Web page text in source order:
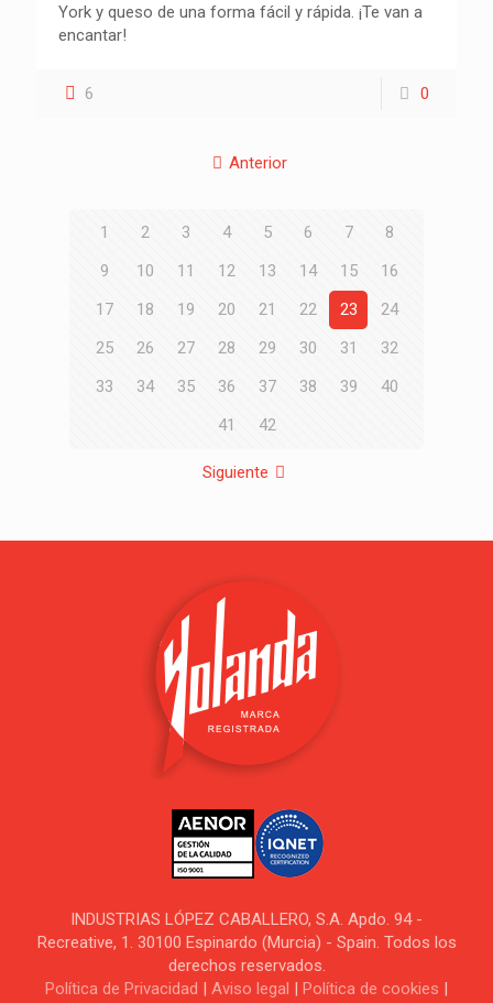
York y queso de una forma fácil y rápida. ¡Te van a
encantar!
6 0
Anterior
1 2 3 4 5 6 7
8
9
10 11 12 13 14 15
16
17
18 19 20 21 22 23
24
25
26 27 28 29 30 31
32
33
34 35 36 37 38 39
40
41
42
Siguiente
INDUSTRIAS LÓPEZ CABALLERO, S.A. Apdo. 94 -
Recreative, 1. 30100 Espinardo (Murcia) - Spain. Todos los
derechos reservados.
Política de Privacidad | Aviso legal | Política de cookies |